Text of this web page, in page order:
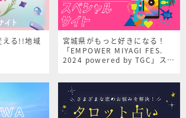
える!!地域
宮城県がもっと好きになる！
「EMPOWER MIYAGI FES.
2024 powered by TGC」スペ